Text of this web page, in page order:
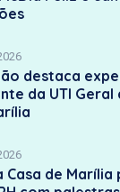
destaca
da UTI Geral
Casa de